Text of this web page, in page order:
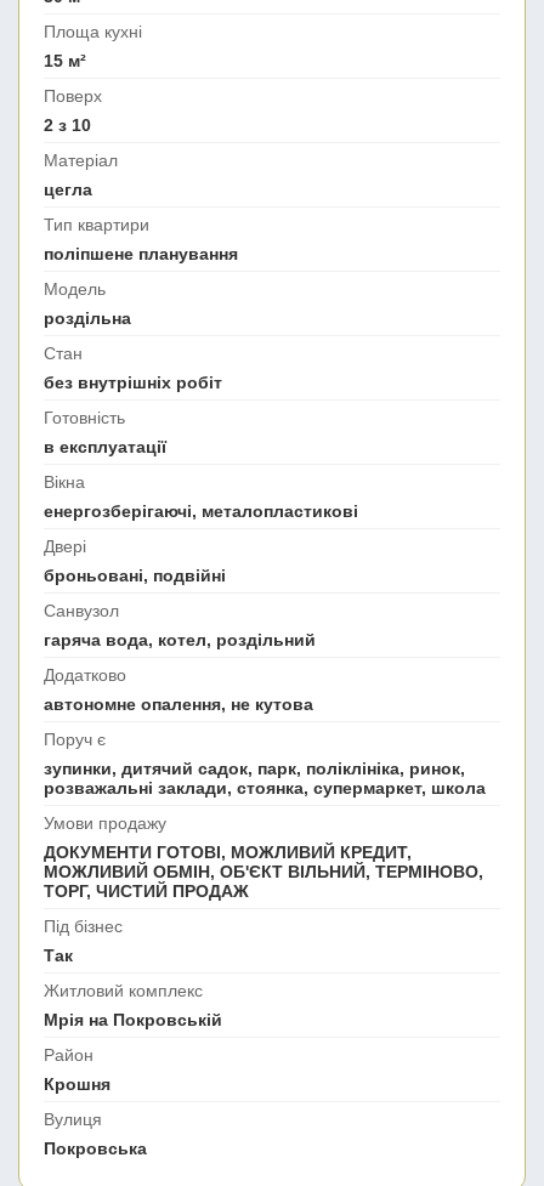
Площа кухні
15 м²
Поверх
2 з 10
Матеріал
цегла
Тип квартири
поліпшене планування
Модель
роздільна
Стан
без внутрішніх робіт
Готовність
в експлуатації
Вікна
енергозберігаючі, металопластикові
Двері
броньовані, подвійні
Санвузол
гаряча вода, котел, роздільний
Додатково
автономне опалення, не кутова
Поруч є
зупинки, дитячий садок, парк, поліклініка, ринок,
розважальні заклади, стоянка, супермаркет, школа
Умови продажу
ДОКУМЕНТИ ГОТОВІ, МОЖЛИВИЙ КРЕДИТ,
МОЖЛИВИЙ ОБМІН, ОБ'ЄКТ ВІЛЬНИЙ, ТЕРМІНОВО,
ТОРГ, ЧИСТИЙ ПРОДАЖ
Під бізнес
Так
Житловий комплекс
Мрія на Покровській
Район
Крошня
Вулиця
Покровська